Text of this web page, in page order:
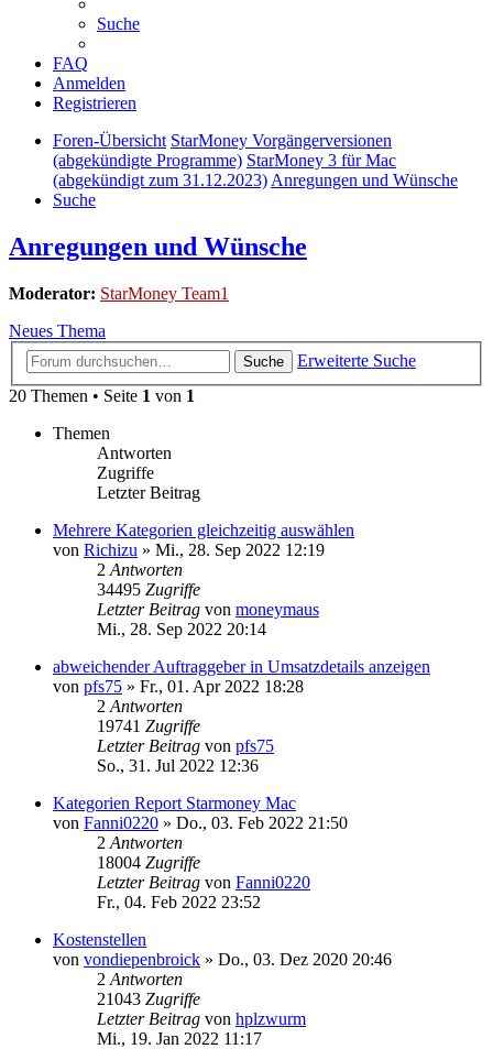
Suche
FAQ
Anmelden
Registrieren
Foren-Übersicht StarMoney Vorgängerversionen
(abgekündigte Programme) StarMoney 3 für Mac
(abgekündigt zum 31.12.2023)Anregungen und Wünsche
Suche
Anregungen und Wünsche
Moderator: StarMoney Team1
Neues Thema
Suche
Erweiterte Suche
20 Themen • Seite 1 von 1
Themen
Antworten
Zugriffe
Letzter Beitrag
Mehrere Kategorien gleichzeitig auswählen
von Richizu » Mi., 28. Sep 2022 12:19
2 Antworten
34495 Zugriffe
Letzter Beitrag von moneymaus
Mi., 28. Sep 2022 20:14
abweichender Auftraggeber in Umsatzdetails anzeigen
von pfs75 » Fr., 01. Apr 2022 18:28
2 Antworten
19741 Zugriffe
Letzter Beitrag von pfs75
So., 31. Jul 2022 12:36
Kategorien Report Starmoney Mac
von Fanni0220 » Do., 03. Feb 2022 21:50
2 Antworten
18004 Zugriffe
Letzter Beitrag von Fanni0220
Fr., 04. Feb 2022 23:52
Kostenstellen
von vondiepenbroick » Do., 03. Dez 2020 20:46
2 Antworten
21043 Zugriffe
Letzter Beitrag von hplzwurm
Mi., 19. Jan 2022 11:17